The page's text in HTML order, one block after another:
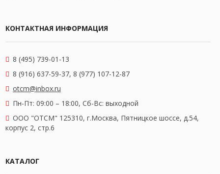
КОНТАКТНАЯ ИНФОРМАЦИЯ
8 (495) 739-01-13
8 (916) 637-59-37, 8 (977) 107-12-87
otcm@inbox.ru
Пн-Пт: 09:00 – 18:00, Сб-Вс: выходной
OOO "ОТСМ" 125310, г.Москва, Пятницкое шоссе, д.54,
корпус 2, стр.6
КАТАЛОГ